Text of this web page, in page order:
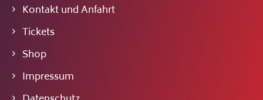
Kontakt und Anfahrt
Tickets
Shop
Impressum